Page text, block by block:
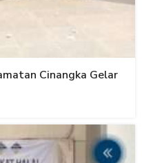
Cinangka Gelar